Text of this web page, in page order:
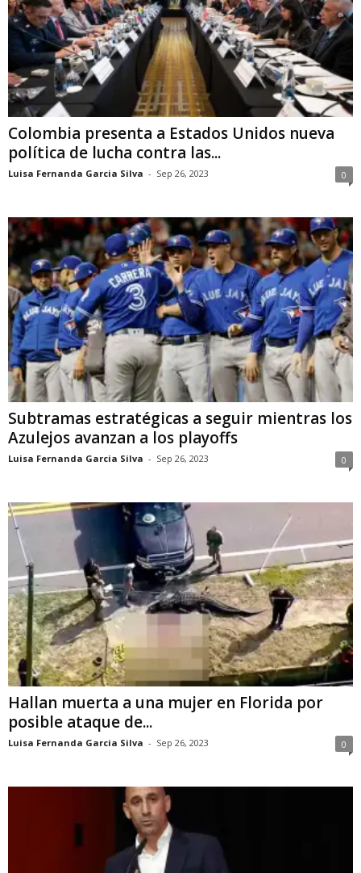
Colombia presenta a Estados Unidos nueva
política de lucha contra las...
Luisa Fernanda Garcia Silva - Sep 26, 2023 0
Subtramas estratégicas a seguir mientras los
Azulejos avanzan a los playoffs
Luisa Fernanda Garcia Silva - Sep 26, 2023 0
Hallan muerta a una mujer en Florida por
posible ataque de...
Luisa Fernanda Garcia Silva - Sep 26, 2023 0